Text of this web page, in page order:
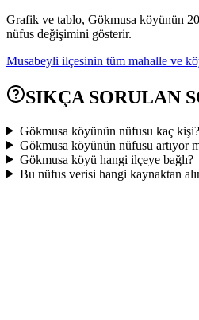
Grafik ve tablo, Gökmusa köyünün
nüfus değişimini gösterir.
Musabeyli ilçesinin tüm mahalle ve
SIKÇA SORULAN
Gökmusa köyünün nüfusu kaç kişi?
Gökmusa köyünün nüfusu artıyor
Gökmusa köyü hangi ilçeye bağlı?
Bu nüfus verisi hangi kaynaktan